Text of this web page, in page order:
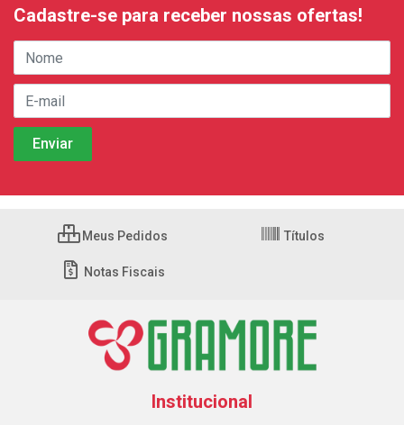
Cadastre-se para receber nossas ofertas!
Meus Pedidos Títulos
Notas Fiscais
Institucional